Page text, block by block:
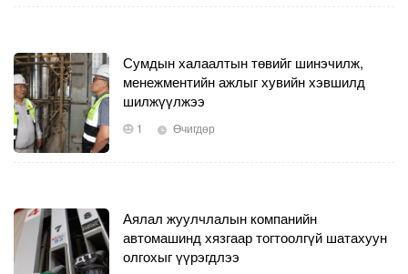
Сумдын халаалтын төвийг шинэчилж,
менежментийн ажлыг хувийн хэвшилд
шилжүүлжээ
1 Өчигдөр
Аялал жуулчлалын компанийн
автомашинд хязгаар тогтоолгүй шатахуун
олгохыг үүрэгдлээ